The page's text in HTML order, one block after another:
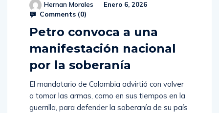
Hernan Morales Enero 6, 2026
Comments (0)
Petro convoca a una
manifestación nacional
por la soberanía
El mandatario de Colombia advirtió con volver
a tomar las armas, como en sus tiempos en la
guerrilla, para defender la soberanía de su país